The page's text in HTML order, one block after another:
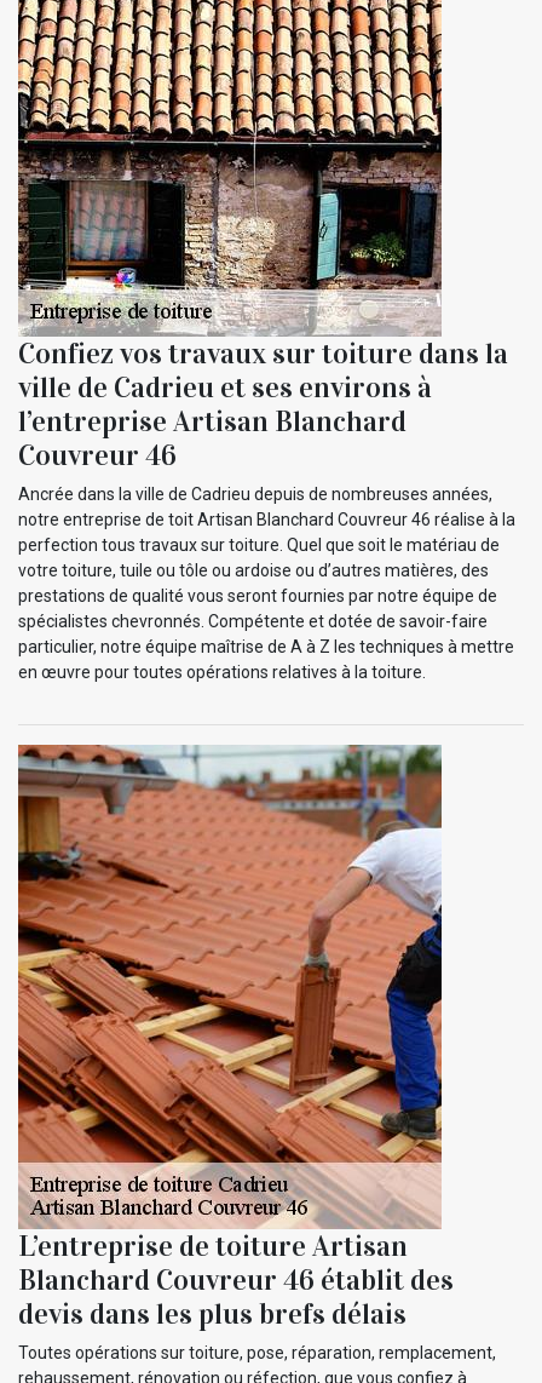
Confiez vos travaux sur toiture dans la
ville de Cadrieu et ses environs à
l’entreprise Artisan Blanchard
Couvreur 46
Ancrée dans la ville de Cadrieu depuis de nombreuses années,
notre entreprise de toit Artisan Blanchard Couvreur 46 réalise à la
perfection tous travaux sur toiture. Quel que soit le matériau de
votre toiture, tuile ou tôle ou ardoise ou d’autres matières, des
prestations de qualité vous seront fournies par notre équipe de
spécialistes chevronnés. Compétente et dotée de savoir-faire
particulier, notre équipe maîtrise de A à Z les techniques à mettre
en œuvre pour toutes opérations relatives à la toiture.
L’entreprise de toiture Artisan
Blanchard Couvreur 46 établit des
devis dans les plus brefs délais
Toutes opérations sur toiture, pose, réparation, remplacement,
rehaussement, rénovation ou réfection, que vous confiez à